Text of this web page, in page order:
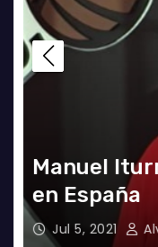
El gran
Mena
Jun 4, 2021